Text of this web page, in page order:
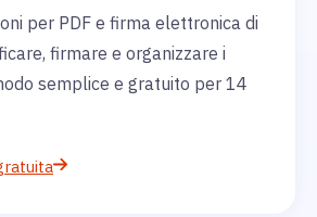
per PDF e firma elettronica di
firmare e organizzare i
semplice e gratuito per 14